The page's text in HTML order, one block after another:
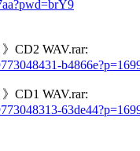
CD2 WAV.rar:
CD1 WAV.rar: